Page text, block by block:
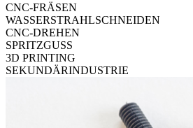
CNC-FRÄSEN
WASSERSTRAHLSCHNEIDEN
CNC-DREHEN
SPRITZGUSS
3D PRINTING
SEKUNDÄRINDUSTRIE